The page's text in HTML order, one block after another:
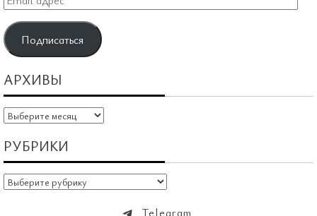
адрес
Подписаться
АРХИВЫ
Архивы
РУБРИКИ
Рубрики